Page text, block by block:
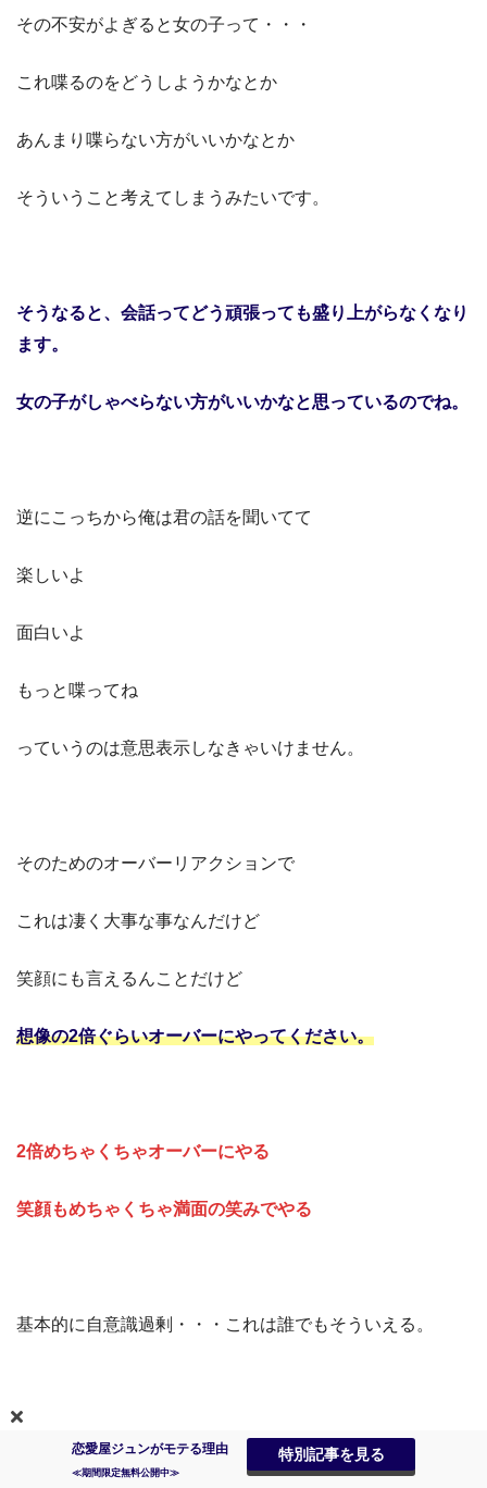
その不安がよぎると女の子って・・・
これ喋るのをどうしようかなとか
あんまり喋らない方がいいかなとか
そういうこと考えてしまうみたいです。
そうなると、会話ってどう頑張っても盛り上がらなくなり
ます。
女の子がしゃべらない方がいいかなと思っているのでね。
逆にこっちから俺は君の話を聞いてて
楽しいよ
面白いよ
もっと喋ってね
っていうのは意思表示しなきゃいけません。
そのためのオーバーリアクションで
これは凄く大事な事なんだけど
笑顔にも言えるんことだけど
想像の2倍ぐらいオーバーにやってください。
2倍めちゃくちゃオーバーにやる
笑顔もめちゃくちゃ満面の笑みでやる
基本的に自意識過剰・・・これは誰でもそういえる。
これは人間の性質とか、
恋愛屋ジュンがモテる理由
≪期間限定無料公開中≫
特別記事を見る